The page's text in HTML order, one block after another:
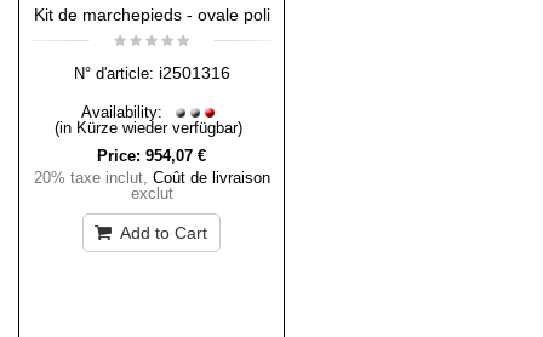
Kit de marchepieds - ovale poli
N° d'article: i2501316
Availability:
(in Kürze wieder verfügbar)
Price: 954,07 €
20% taxe inclut, Coût de livraison
exclut
Add to Cart